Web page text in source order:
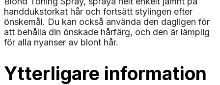
handdukstorkat hår och fortsätt stylingen efter
önskemål. Du kan också använda den dagligen för
att behålla din önskade hårfärg, och den är lämplig
för alla nyanser av blont hår.
Ytterligare information